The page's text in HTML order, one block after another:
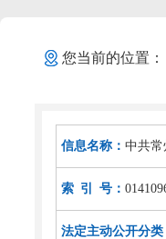
您当前的位置：
信息名称： 中共常
索 引 号：
法定主动公开分类